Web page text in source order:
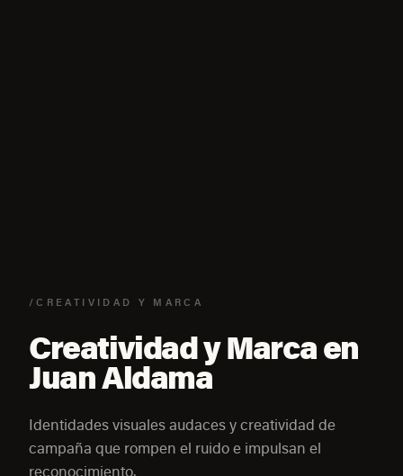
/CREATIVIDAD Y MARCA
Creatividad y Marca en
Juan Aldama
Identidades visuales audaces y creatividad de
campaña que rompen el ruido e impulsan el
reconocimiento.